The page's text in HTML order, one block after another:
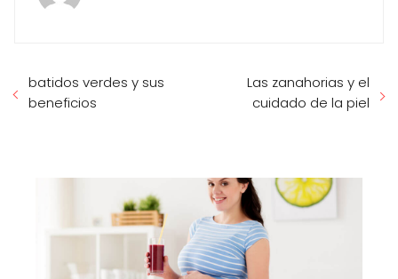
batidos verdes y sus
beneficios
Las zanahorias y el
cuidado de la piel